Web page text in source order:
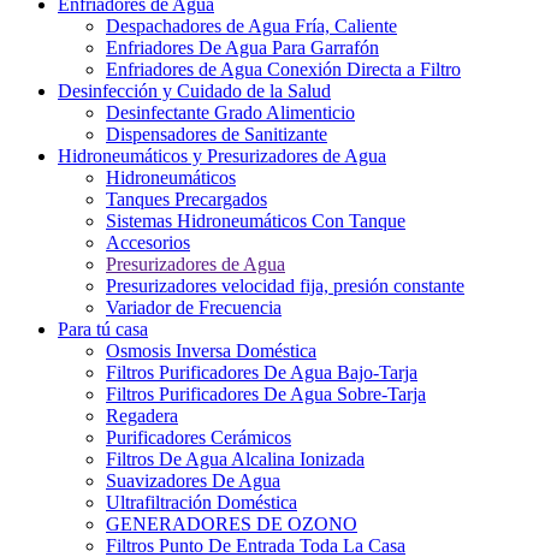
Enfriadores de Agua
Despachadores de Agua Fría, Caliente
Enfriadores De Agua Para Garrafón
Enfriadores de Agua Conexión Directa a Filtro
Desinfección y Cuidado de la Salud
Desinfectante Grado Alimenticio
Dispensadores de Sanitizante
Hidroneumáticos y Presurizadores de Agua
Hidroneumáticos
Tanques Precargados
Sistemas Hidroneumáticos Con Tanque
Accesorios
Presurizadores de Agua
Presurizadores velocidad fija, presión constante
Variador de Frecuencia
Para tú casa
Osmosis Inversa Doméstica
Filtros Purificadores De Agua Bajo-Tarja
Filtros Purificadores De Agua Sobre-Tarja
Regadera
Purificadores Cerámicos
Filtros De Agua Alcalina Ionizada
Suavizadores De Agua
Ultrafiltración Doméstica
GENERADORES DE OZONO
Filtros Punto De Entrada Toda La Casa